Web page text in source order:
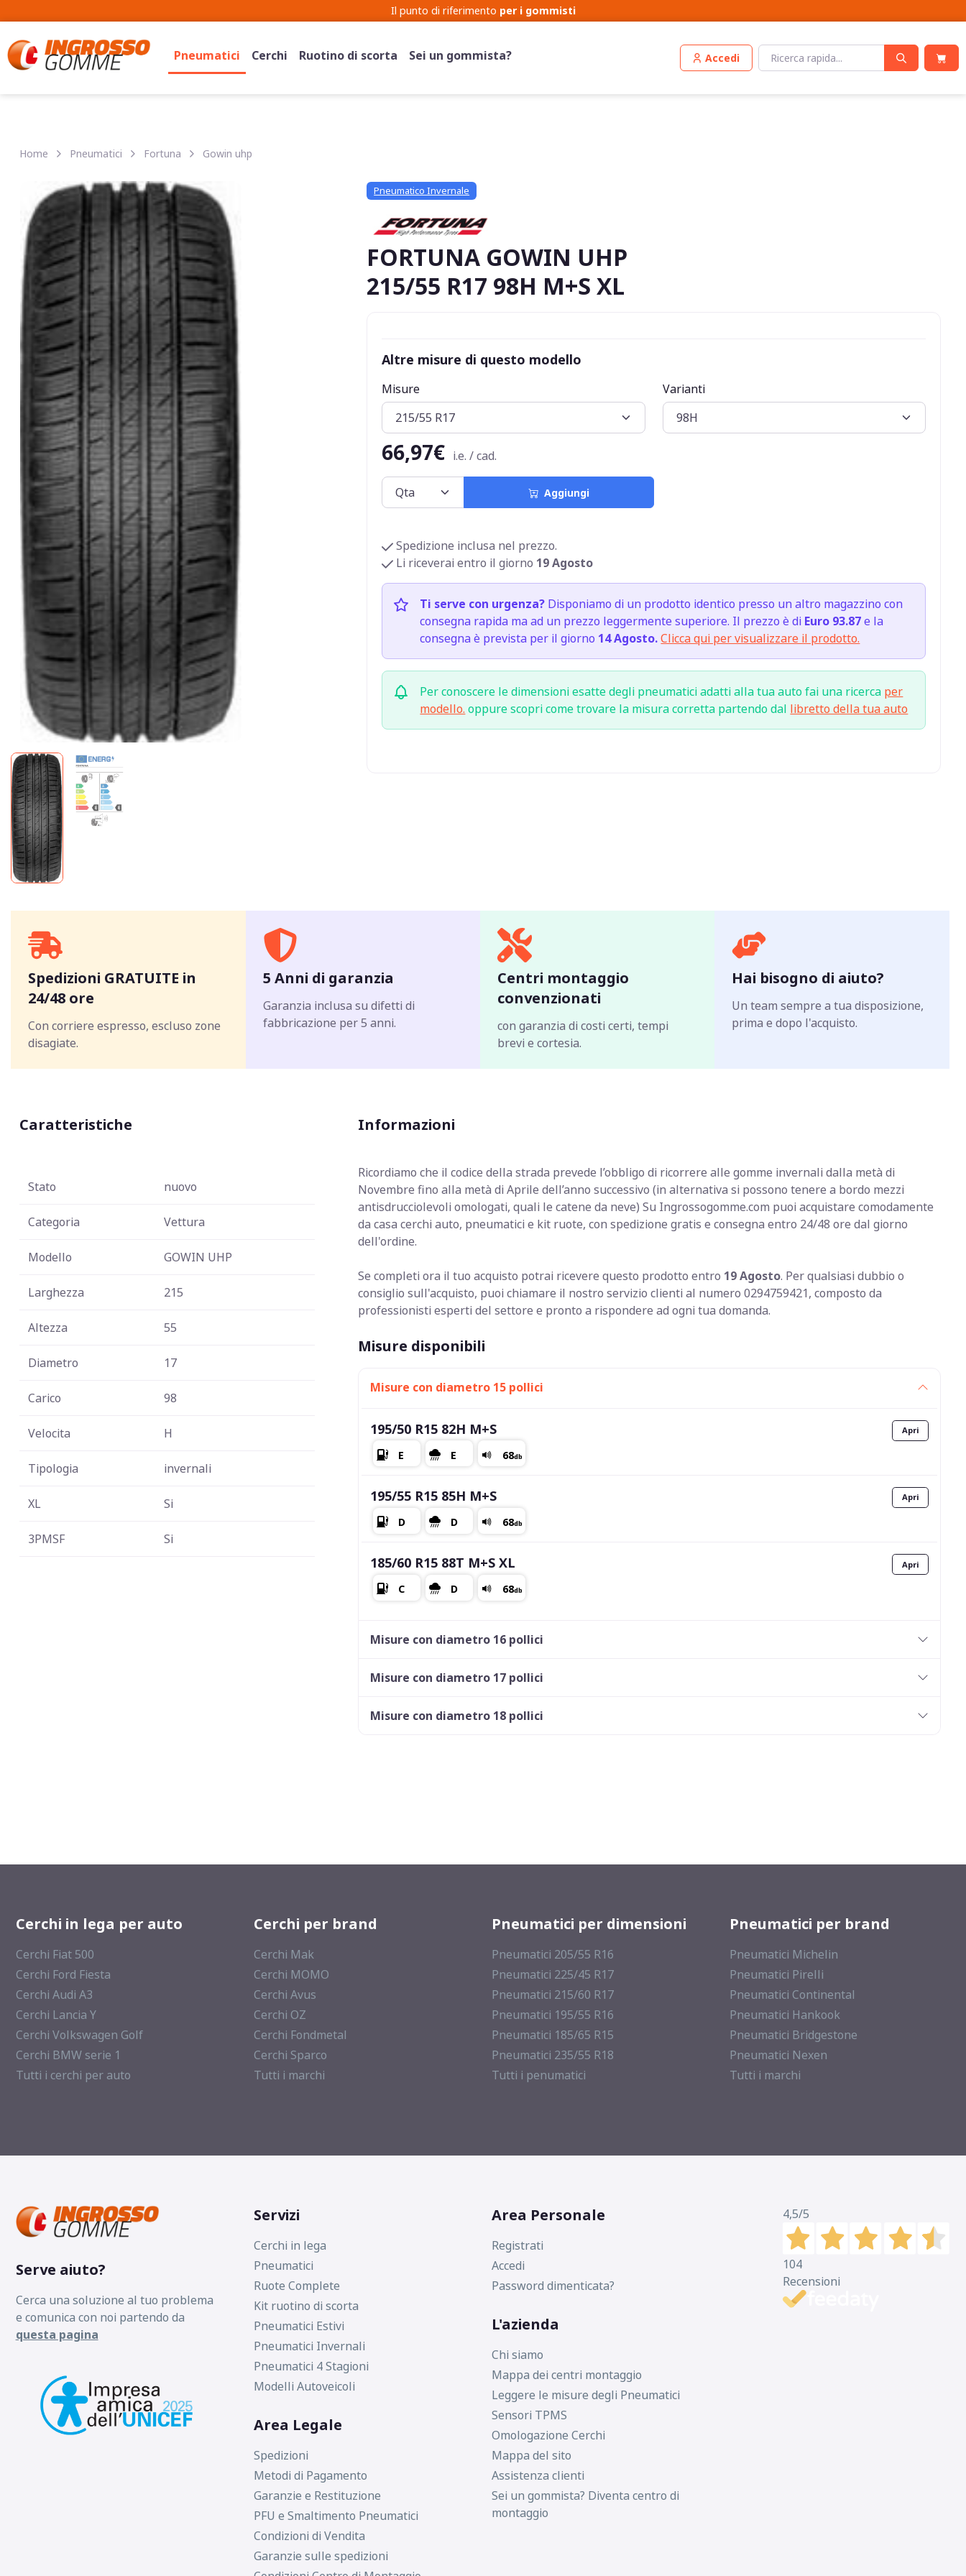
Cerchi Pneumatici
Pneumatici Cerchi Ruotino di scorta Sei un gommista? Accedi
Home Pneumatici Fortuna Gowin uhp
Pneumatico Invernale
FORTUNA GOWIN UHP
215/55 R17 98H M+S XL
Altre misure di questo modello
Misure Varianti
66,97€ i.e. / cad.
Aggiungi
Spedizione inclusa nel prezzo.
Li riceverai entro il giorno 19 Agosto
Ti serve con urgenza? Disponiamo di un prodotto identico presso un altro magazzino con
consegna rapida ma ad un prezzo leggermente superiore. Il prezzo è di Euro 93.87e la
consegna è prevista per il giorno 14 Agosto.Clicca qui per visualizzare il prodotto.
Per conoscere le dimensioni esatte degli pneumatici adatti alla tua auto fai una ricerca per
modello. oppure scopri come trovare la misura corretta partendo dal libretto della tua auto
Spedizioni GRATUITE in
24/48 ore
Con corriere espresso, escluso zone
disagiate.
5 Anni di garanzia
Garanzia inclusa su difetti di
fabbricazione per 5 anni.
Centri montaggio
convenzionati
con garanzia di costi certi, tempi
brevi e cortesia.
Hai bisogno di aiuto?
Un team sempre a tua disposizione,
prima e dopo l'acquisto.
Caratteristiche
Stato nuovo
Categoria Vettura
Modello GOWIN UHP
Larghezza 215
Altezza 55
Diametro 17
Carico 98
Velocita H
Tipologia invernali
XL Si
3PMSF Si
Informazioni
Ricordiamo che il codice della strada prevede l’obbligo di ricorrere alle gomme invernali dalla metà di
Novembre fino alla metà di Aprile dell’anno successivo (in alternativa si possono tenere a bordo mezzi
antisdrucciolevoli omologati, quali le catene da neve) Su Ingrossogomme.com puoi acquistare comodamente
da casa cerchi auto, pneumatici e kit ruote, con spedizione gratis e consegna entro 24/48 ore dal giorno
dell'ordine.
Se completi ora il tuo acquisto potrai ricevere questo prodotto entro 19 Agosto. Per qualsiasi dubbio o
consiglio sull'acquisto, puoi chiamare il nostro servizio clienti al numero 0294759421, composto da
professionisti esperti del settore e pronto a rispondere ad ogni tua domanda.
Misure disponibili
Misure con diametro 15 pollici
195/50 R15 82H M+S
195/55 R15 85H M+S
185/60 R15 88T M+S XL
Misure con diametro 16 pollici
Misure con diametro 17 pollici
Misure con diametro 18 pollici
Cerchi in lega per auto
Cerchi Fiat 500
Cerchi Ford Fiesta
Cerchi Audi A3
Cerchi Lancia Y
Cerchi Volkswagen Golf
Cerchi BMW serie 1
Tutti i cerchi per auto
Cerchi per brand
Cerchi Mak
Cerchi MOMO
Cerchi Avus
Cerchi OZ
Cerchi Fondmetal
Cerchi Sparco
Tutti i marchi
Pneumatici per dimensioni
Pneumatici 205/55 R16
Pneumatici 225/45 R17
Pneumatici 215/60 R17
Pneumatici 195/55 R16
Pneumatici 185/65 R15
Pneumatici 235/55 R18
Tutti i penumatici
Pneumatici per brand
Pneumatici Michelin
Pneumatici Pirelli
Pneumatici Continental
Pneumatici Hankook
Pneumatici Bridgestone
Pneumatici Nexen
Tutti i marchi
Serve aiuto?
Cerca una soluzione al tuo problema
e comunica con noi partendo da
questa pagina
Servizi
Cerchi in lega
Pneumatici
Ruote Complete
Kit ruotino di scorta
Pneumatici Estivi
Pneumatici Invernali
Pneumatici 4 Stagioni
Modelli Autoveicoli
Area Legale
Spedizioni
Metodi di Pagamento
Garanzie e Restituzione
PFU e Smaltimento Pneumatici
Condizioni di Vendita
Garanzie sulle spedizioni
Area Personale
Registrati
Accedi
Password dimenticata?
L'azienda
Chi siamo
Mappa dei centri montaggio
Leggere le misure degli Pneumatici
Sensori TPMS
Omologazione Cerchi
Mappa del sito
Assistenza clienti
Sei un gommista? Diventa centro di
montaggio
4,5/5
104
Recensioni